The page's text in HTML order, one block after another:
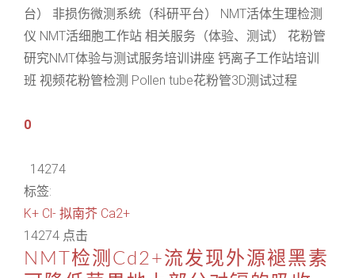
台） 非损伤微测系统（科研平台） NMT活体生理检测
仪 NMT活细胞工作站 相关服务（体验、测试） 花粉管
研究NMT体验与测试服务培训讲座 钙离子工作站培训
班 视频花粉管检测 Pollen tube花粉管3D测试过程
0
14274
标签:
K+ Cl- 拟南芥 Ca2+
14274 点击
NMT检测Cd2+流发现外源褪黑素